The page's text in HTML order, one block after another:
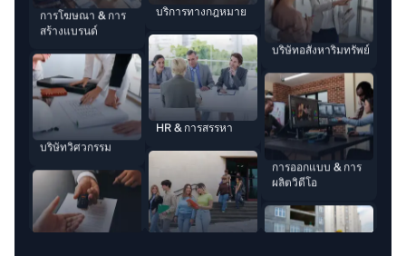
บริษัทวิศวกรรม
บริษัทเช่า
มหาวิทยาลัย
บริษัทที่ปรึกษา
บริษัทอสังหาริมทรัพย์
การออกแบบ & การ
ผลิตวิดีโอ